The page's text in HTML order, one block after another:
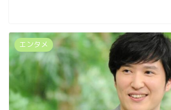
エンタメ